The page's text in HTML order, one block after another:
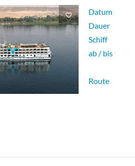
Datum
Dauer
Schiff
ab / bis
Route